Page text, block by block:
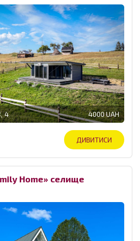
4 4000 UAH
ДИВИТИСИ
Home» селище